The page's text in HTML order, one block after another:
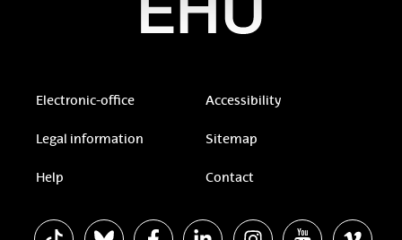
Electronic-office Accessibility
Legal information Sitemap
Help Contact